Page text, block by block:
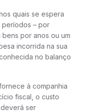
quais se espera
– por
por anos ou um
incorrida na sua
no balanço
à companhia
fiscal, o custo
ser